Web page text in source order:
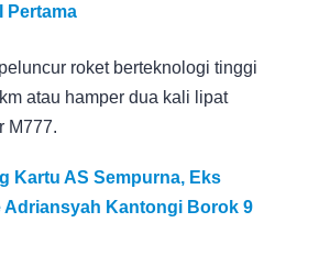
Pertama
roket berteknologi tinggi
atau hamper dua kali lipat
M777.
Kartu AS Sempurna, Eks
Adriansyah Kantongi Borok 9